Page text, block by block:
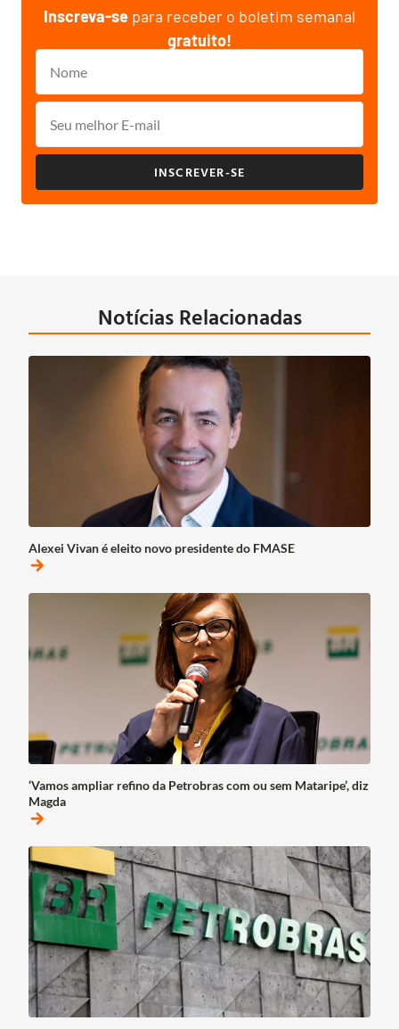
Inscreva-se para receber o boletim semanal
gratuito!
INSCREVER-SE
Notícias Relacionadas
Alexei Vivan é eleito novo presidente do FMASE
arrow_forward
‘Vamos ampliar refino da Petrobras com ou sem Mataripe’, diz
Magda
arrow_forward